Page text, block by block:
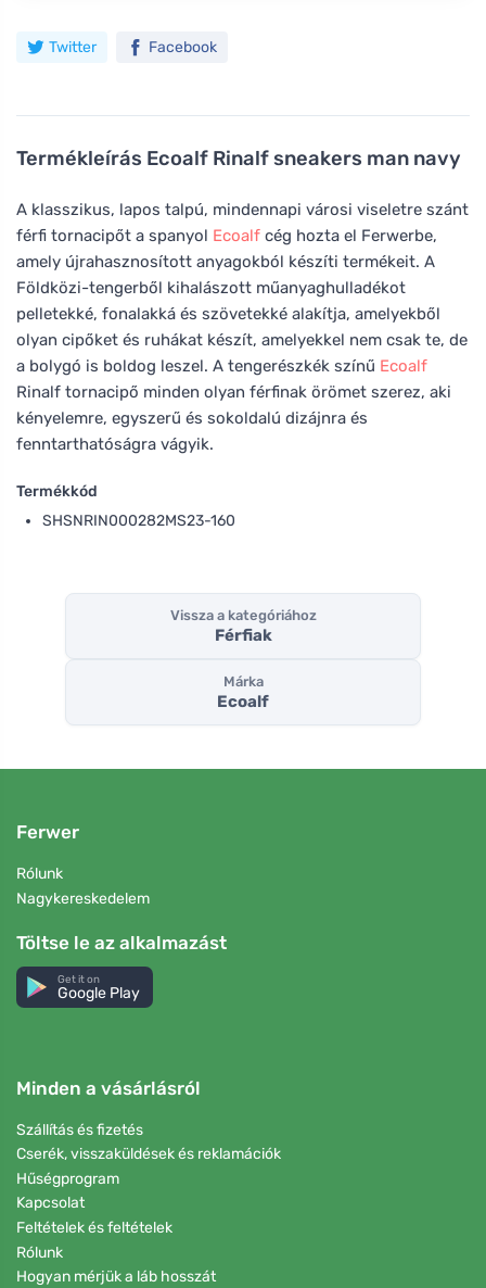
Termékleírás Ecoalf Rinalf sneakers man navy
A klasszikus, lapos talpú, mindennapi városi viseletre szánt
férfi tornacipőt a spanyol Ecoalf cég hozta el Ferwerbe,
amely újrahasznosított anyagokból készíti termékeit. A
Földközi-tengerből kihalászott műanyaghulladékot
pelletekké, fonalakká és szövetekké alakítja, amelyekből
olyan cipőket és ruhákat készít, amelyekkel nem csak te, de
a bolygó is boldog leszel. A tengerészkék színű Ecoalf
Rinalf tornacipő minden olyan férfinak örömet szerez, aki
kényelemre, egyszerű és sokoldalú dizájnra és
fenntarthatóságra vágyik.
Termékkód
SHSNRIN000282MS23-160
Twitter Facebook
Vissza a kategóriához
Férfiak
Márka
Ecoalf
Ferwer
Rólunk
Nagykereskedelem
Töltse le az alkalmazást
Get it on
Google Play
Minden a vásárlásról
Szállítás és fizetés
Cserék, visszaküldések és reklamációk
Hűségprogram
Kapcsolat
Feltételek és feltételek
Rólunk
Hogyan mérjük a láb hosszát